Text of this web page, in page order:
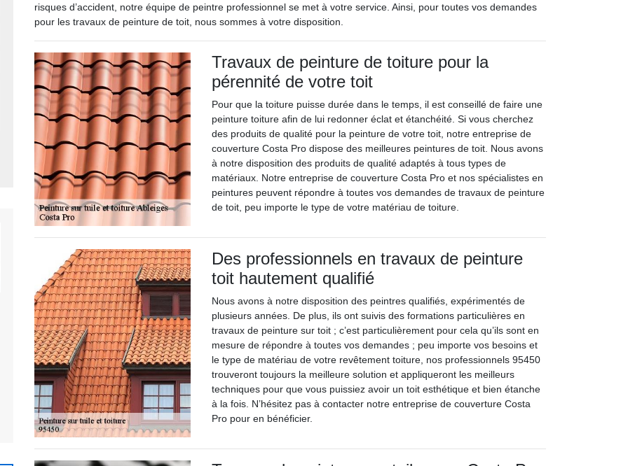
risques d’accident, notre équipe de peintre professionnel se met à votre service. Ainsi, pour toutes vos demandes
pour les travaux de peinture de toit, nous sommes à votre disposition.
Travaux de peinture de toiture pour la
pérennité de votre toit
Pour que la toiture puisse durée dans le temps, il est conseillé de faire une
peinture toiture afin de lui redonner éclat et étanchéité. Si vous cherchez
des produits de qualité pour la peinture de votre toit, notre entreprise de
couverture Costa Pro dispose des meilleures peintures de toit. Nous avons
à notre disposition des produits de qualité adaptés à tous types de
matériaux. Notre entreprise de couverture Costa Pro et nos spécialistes en
peintures peuvent répondre à toutes vos demandes de travaux de peinture
de toit, peu importe le type de votre matériau de toiture.
Des professionnels en travaux de peinture
toit hautement qualifié
Nous avons à notre disposition des peintres qualifiés, expérimentés de
plusieurs années. De plus, ils ont suivis des formations particulières en
travaux de peinture sur toit ; c’est particulièrement pour cela qu’ils sont en
mesure de répondre à toutes vos demandes ; peu importe vos besoins et
le type de matériau de votre revêtement toiture, nos professionnels 95450
trouveront toujours la meilleure solution et appliqueront les meilleurs
techniques pour que vous puissiez avoir un toit esthétique et bien étanche
à la fois. N’hésitez pas à contacter notre entreprise de couverture Costa
Pro pour en bénéficier.